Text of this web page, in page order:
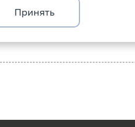
Принять